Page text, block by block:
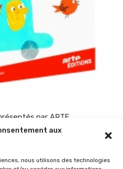
aux
nous utilisons des technologies
par ARTE